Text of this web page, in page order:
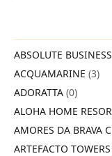
ABSOLUTE BUSINESS
ACQUAMARINE (3)
ADORATTA (0)
ALOHA HOME
AMORES DA BRAVA
ARTEFACTO TOWERS